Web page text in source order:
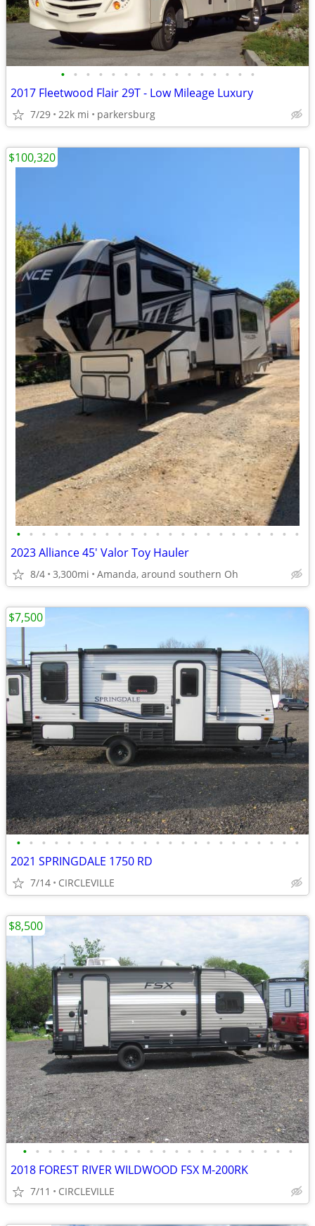
• • • • • • • • • • • • • • • •
2017 Fleetwood Flair 29T - Low Mileage Luxury
7/29 22k mi parkersburg
• • • • • • • • • • • • • • • • • • • • • • •
2023 Alliance 45' Valor Toy Hauler
8/4 3,300mi Amanda, around southern Oh
$100,320
• • • • • • • • • • • • • • • • • • • • • • •
2021 SPRINGDALE 1750 RD
7/14 CIRCLEVILLE
$7,500
• • • • • • • • • • • • • • • • • • • • • •
2018 FOREST RIVER WILDWOOD FSX M-200RK
7/11 CIRCLEVILLE
$8,500